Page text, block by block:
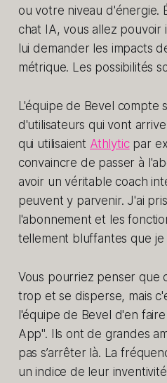
ou votre niveau d'énergie.
chat IA, vous allez
lui demander les impacts
métrique. Les possibilités
L'équipe de Bevel compte
d'utilisateurs qui vont
qui utilisaient Athlyticpar
convaincre de passer à
avoir un véritable coach
peuvent y parvenir. J'ai
l'abonnement et les
tellement bluffantes que je
Vous pourriez penser que
trop et se disperse, mais
l'équipe de Bevel d'en
App". Ils ont de grandes
pas s’arrêter là. La
un indice de leur